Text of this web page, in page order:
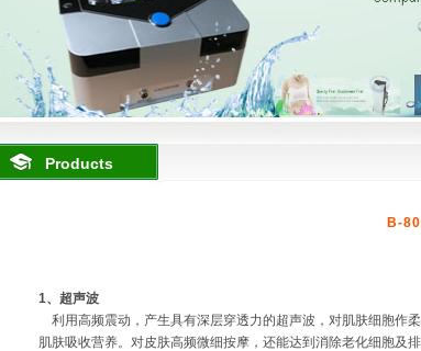
Products
B-
1、超声波
利用高频震动，产生具有深层穿透力的超声波，对肌肤细胞作
肌肤吸收营养。对皮肤高频微细按摩，还能达到消除老化细胞及